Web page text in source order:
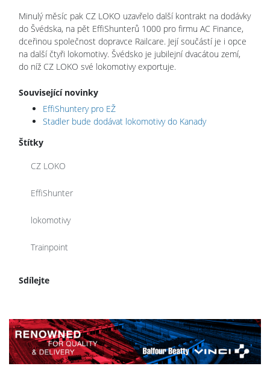
Minulý měsíc pak CZ LOKO uzavřelo další kontrakt na dodávky
do Švédska, na pět EffiShunterů 1000 pro firmu AC Finance,
dceřinou společnost dopravce Railcare. Její součástí je i opce
na další čtyři lokomotivy. Švédsko je jubilejní dvacátou zemí,
do níž CZ LOKO své lokomotivy exportuje.
Související novinky
EffiShuntery pro EŽ
Stadler bude dodávat lokomotivy do Kanady
Štítky
CZ LOKO
EffiShunter
lokomotivy
Trainpoint
Sdílejte